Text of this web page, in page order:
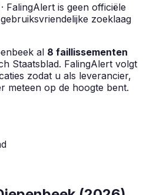
FalingAlert is geen officiële
zoeklaag
al 8 faillissementen
Staatsblad. FalingAlert volgt
zodat u als leverancier,
meteen op de hoogte bent.